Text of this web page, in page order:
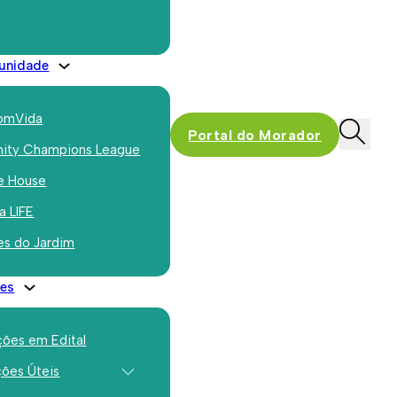
Champions League
House
LIFE
do Jardim
em Edital
Úteis
Portal do Morador